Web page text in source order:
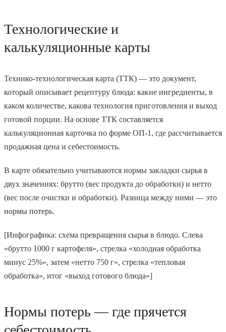
Технологические и
калькуляционные карты
Технико-технологическая карта (ТТК) — это документ,
который описывает рецептуру блюда: какие ингредиенты, в
каком количестве, какова технология приготовления и выход
готовой порции. На основе ТТК составляется
калькуляционная карточка по форме ОП-1, где рассчитывается
продажная цена и себестоимость.
В карте обязательно учитываются нормы закладки сырья в
двух значениях: брутто (вес продукта до обработки) и нетто
(вес после очистки и обработки). Разница между ними — это
нормы потерь.
[Инфографика: схема превращения сырья в блюдо. Слева
«брутто 1000 г картофеля», стрелка «холодная обработка
минус 25%», затем «нетто 750 г», стрелка «тепловая
обработка», итог «выход готового блюда»]
Нормы потерь — где прячется